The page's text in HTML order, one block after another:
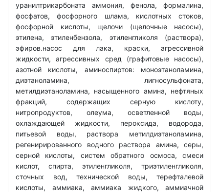
уранилтрикарбоната аммония, фенола, формалина,
фосфатов, фосфорного шлама, кислотных стоков,
фосфорной кислоты, щелочи (щелочные насосы),
этилена, этиленбензола, этиленгликоля (раствора),
эфиров.насос для лака, краски, агрессивной
жидкости, агрессивных сред (графитовые насосы),
азотной кислоты, аминоспиртов: моноэтаноламина,
диэтаноламина, лигносульфоната,
метилдиэтаноламина, насыщенного амина, нефтяных
фракций, содержащих серную кислоту,
нитропродуктов, олеума, осветленной воды,
охлаждающей жидкости, пероксида, водорода,
питьевой воды, раствора метилдиэтаноламина,
регенирированного водного раствора амина, серы,
серной кислоты, систем обратного осмоса, смеси
кислот, спирта, этиленгликоля, триэтиленгликоля,
сточных вод, технической воды, терефталевой
кислоты, аммиака, аммиака жидкого, аммиачной